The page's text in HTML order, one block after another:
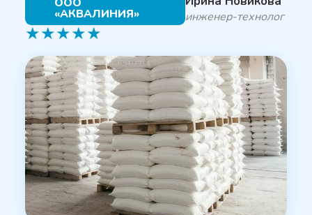
«АКВАЛИНИЯ» инженер-технолог
★★★★★